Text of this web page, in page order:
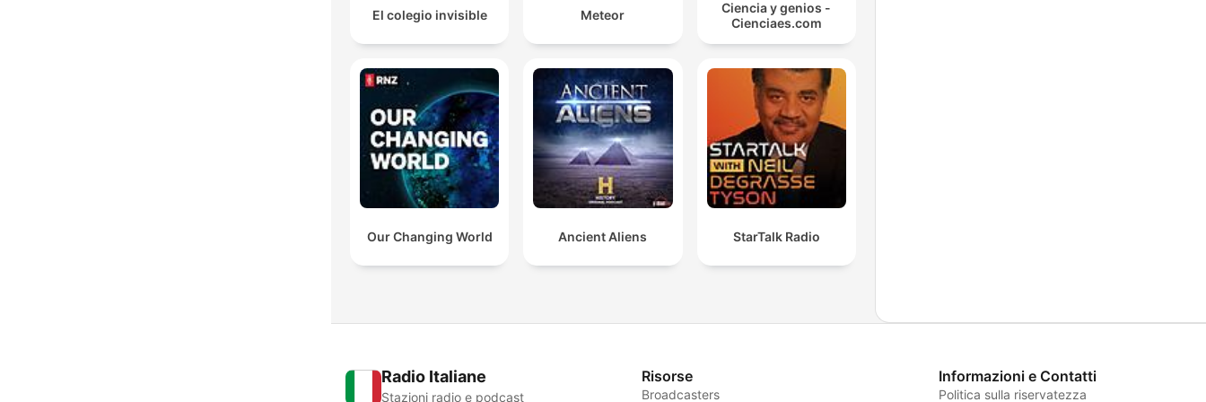
El colegio invisible Meteor
Ciencia y genios -
Cienciaes.com
Our Changing World Ancient Aliens StarTalk Radio
Radio Italiane
Stazioni radio e podcast
Risorse
Broadcasters
Informazioni e Contatti
Politica sulla riservatezza